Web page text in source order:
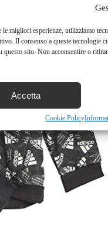
le migliori esperienze, utilizziamo
Il consenso a queste tecnologie
questo sito. Non acconsentire o
Accetta
Cookie Policy